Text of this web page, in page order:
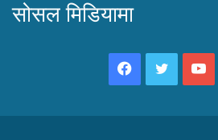
सोसल मिडियामा
Facebook
Twitter